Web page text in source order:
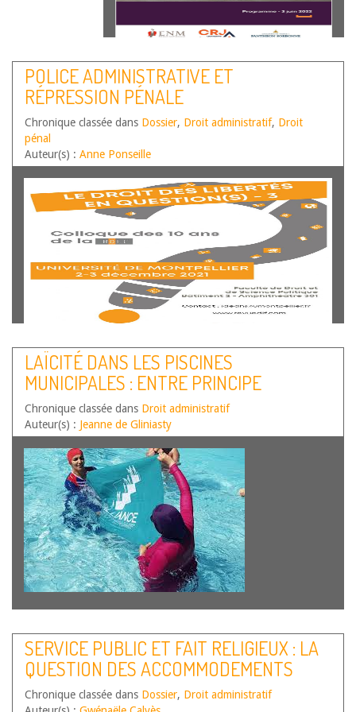
POLICE ADMINISTRATIVE ET
RÉPRESSION PÉNALE
Chronique classée dans Dossier, Droit administratif, Droit
pénal
Auteur(s) : Anne Ponseille
LAÏCITÉ DANS LES PISCINES
MUNICIPALES : ENTRE PRINCIPE
JURIDIQUE ET ARGUMENT POLITIQUE
(CE ORD., 21 JUIN 2022, COMMUNE DE
GRENOBLE)
Chronique classée dans Droit administratif
Auteur(s) : Jeanne de Gliniasty
SERVICE PUBLIC ET FAIT RELIGIEUX : LA
QUESTION DES ACCOMMODEMENTS
RAISONNABLES
Chronique classée dans Dossier, Droit administratif